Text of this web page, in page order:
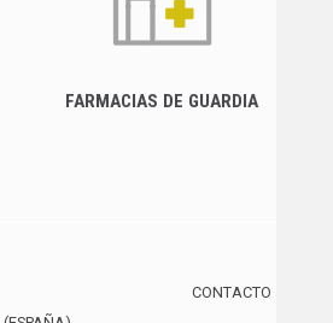
FARMACIAS DE GUARDIA
CONTACTO